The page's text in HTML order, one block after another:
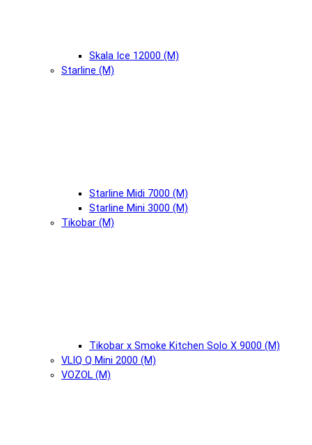
Skala Ice 12000 (М)
Starline (М)
Starline Midi 7000 (М)
Starline Mini 3000 (М)
Tikobar (М)
Tikobar x Smoke Kitchen Solo X 9000 (М)
VLIQ Q Mini 2000 (М)
VOZOL (М)